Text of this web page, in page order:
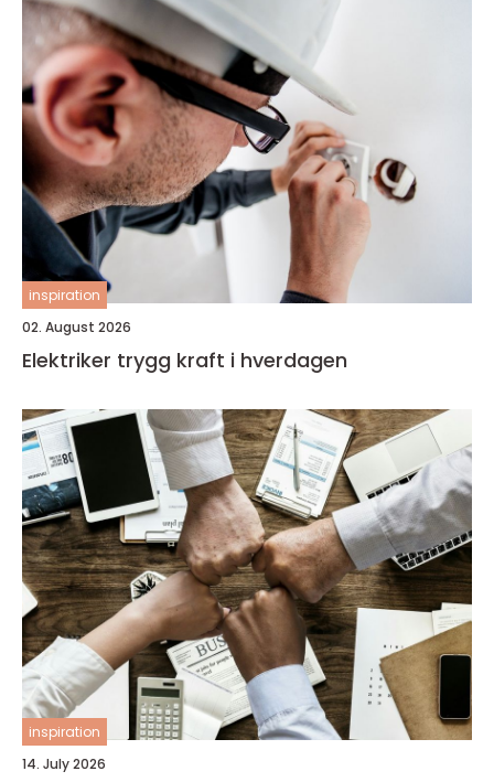
inspiration
02. August 2026
Elektriker trygg kraft i hverdagen
inspiration
14. July 2026